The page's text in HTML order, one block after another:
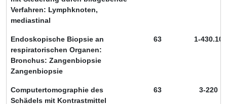
Verfahren: Lymphknoten,
mediastinal
Endoskopische Biopsie an
respiratorischen Organen:
Bronchus: Zangenbiopsie
Zangenbiopsie
63 1-430.10
Computertomographie des
Schädels mit Kontrastmittel
63 3-220